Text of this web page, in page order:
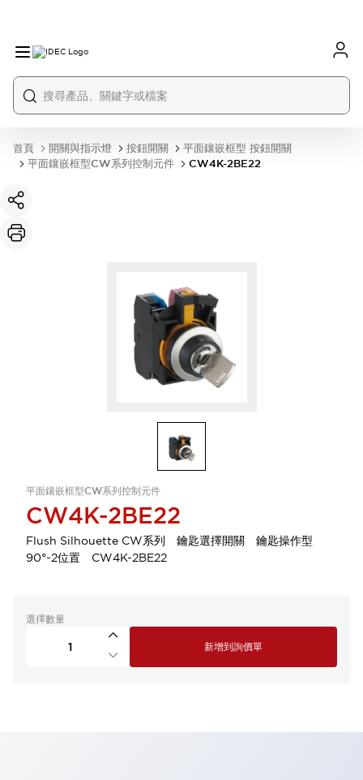
首頁 開關與指示燈 按鈕開關
平面鑲嵌框型 按鈕開關
平面鑲嵌框型CW系列控制元件
CW4K-2BE22
平面鑲嵌框型CW系列控制元件
CW4K-2BE22
Flush Silhouette CW系列 鑰匙選擇開關 鑰匙操作型
90°-2位置 CW4K-2BE22
選擇數量
新增到詢價單